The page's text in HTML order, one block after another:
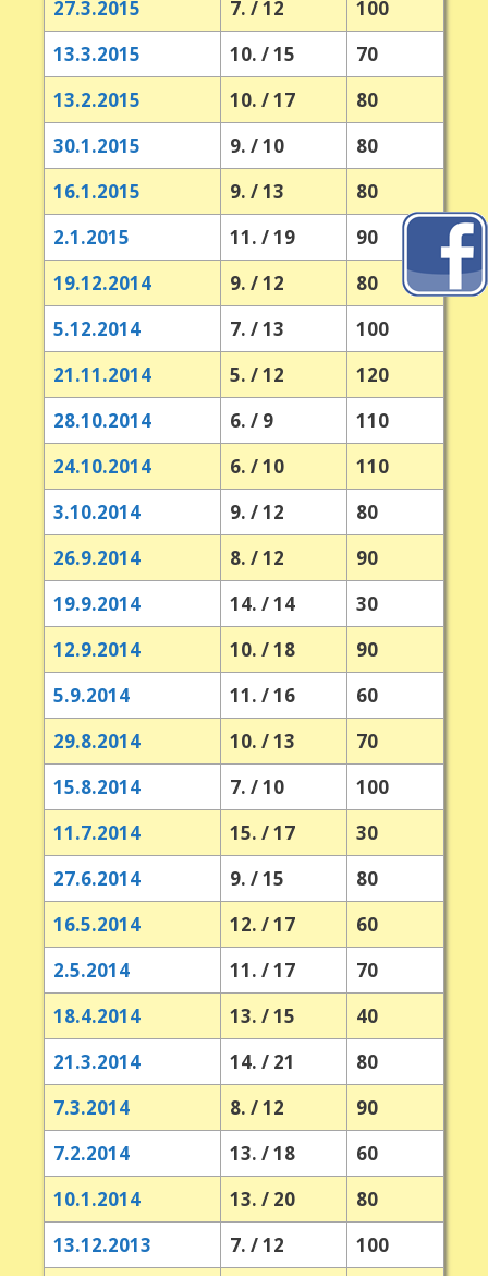
27.3.2015 7. / 12
100
13.3.2015
10. / 15
70
13.2.2015
10. / 17
80
30.1.2015
9. / 10
80
16.1.2015
9. / 13
80
2.1.2015
11. / 19
90
19.12.2014
9. / 12
80
5.12.2014
7. / 13
100
21.11.2014
5. / 12
120
28.10.2014
6. / 9
110
24.10.2014
6. / 10
110
3.10.2014
9. / 12
80
26.9.2014
8. / 12
90
19.9.2014
14. / 14
30
12.9.2014
10. / 18
90
5.9.2014
11. / 16
60
29.8.2014
10. / 13
70
15.8.2014
7. / 10
100
11.7.2014
15. / 17
30
27.6.2014
9. / 15
80
16.5.2014
12. / 17
60
2.5.2014
11. / 17
70
18.4.2014
13. / 15
40
21.3.2014
14. / 21
80
7.3.2014
8. / 12
90
7.2.2014
13. / 18
60
10.1.2014
13. / 20
80
13.12.2013
7. / 12
100